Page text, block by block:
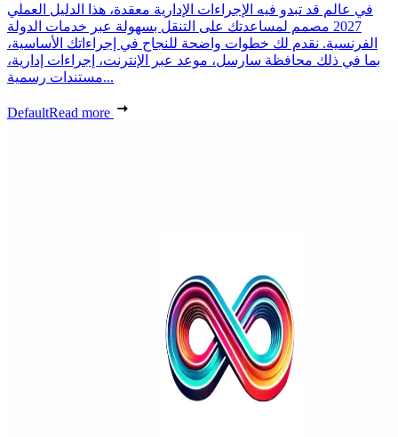
في عالم قد تبدو فيه الإجراءات الإدارية معقدة، هذا الدليل العملي
2027 مصمم لمساعدتك على التنقل بسهولة عبر خدمات الدولة
الفرنسية. نقدم لك خطوات واضحة للنجاح في إجراءاتك الأساسية،
بما في ذلك محافظة سارسل، موعد عبر الإنترنت، إجراءات إدارية،
مستندات رسمية...
DefaultRead more